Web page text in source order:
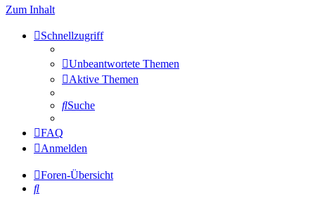
Zum Inhalt
Schnellzugriff
Unbeantwortete Themen
Aktive Themen
Suche
FAQ
Anmelden
Foren-Übersicht
Suche